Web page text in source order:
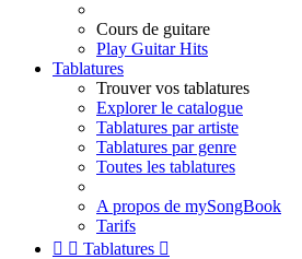
Cours de guitare
Play Guitar Hits
Tablatures
Trouver vos tablatures
Explorer le catalogue
Tablatures par artiste
Tablatures par genre
Toutes les tablatures
A propos de mySongBook
Tarifs
  Tablatures 